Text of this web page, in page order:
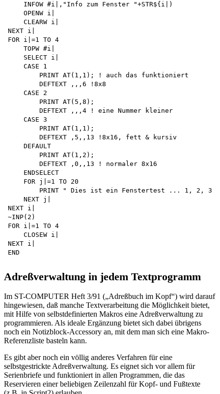
    INFOW #i|,"Info zum Fenster "+STR${i|)
    OPENW i|
    CLEARW i|
NEXT i|
FOR i|=1 TO 4
    TOPW #i|
    SELECT i|
    CASE 1
        PRINT AT(1,1); ! auch das funktioniert
        DEFTEXT ,,,6 !8x8
    CASE 2
        PRINT AT(5,8);
        DEFTEXT ,,,4 ! eine Nummer kleiner
    CASE 3
        PRINT AT(1,1);
        DEFTEXT ,5,,13 !8x16, fett & kursiv
    DEFAULT
        PRINT AT(1,2);
        DEFTEXT ,0,,13 ! normaler 8x16
    ENDSELECT
    FOR j|=1 TO 20
PRINT " Dies ist ein Fenstertest ... 1, 2, 3
    NEXT j|
NEXT i|
~INP(2)
FOR i|=1 TO 4
    CLOSEW i|
NEXT i|
Adreßverwaltung in jedem Textprogramm
Im ST-COMPUTER Heft 3/91 („Adreßbuch im Kopf“) wird darauf
hingewiesen, daß manche Textverarbeitung die Möglichkeit bietet,
mit Hilfe von selbstdefinierten Makros eine Adreßverwaltung zu
programmieren. Als ideale Ergänzung bietet sich dabei übrigens
noch ein Notizblock-Accessory an, mit dem man sich eine Makro-
Referenzliste basteln kann.
Es gibt aber noch ein völlig anderes Verfahren für eine
selbstgestrickte Adreßverwaltung. Es eignet sich vor allem für
Serienbriefe und funktioniert in allen Programmen, die das
Reservieren einer beliebigen Zeilenzahl für Kopf- und Fußtexte